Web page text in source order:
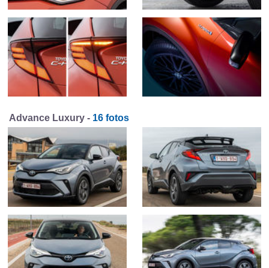
Advance Luxury - 16 fotos